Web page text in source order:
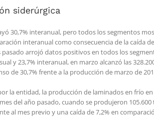
siderúrgica
30,7% interanual, pero todos los segmentos
interanual como consecuencia de la caída
arrojó datos positivos en todos los
y 23,7% interanual, en marzo alcanzó las
de 30,7% frente a la producción de marzo de
la entidad, la producción de laminados en frío
del año pasado, cuando se produjeron
al mes previo y una caída de 7,2% en